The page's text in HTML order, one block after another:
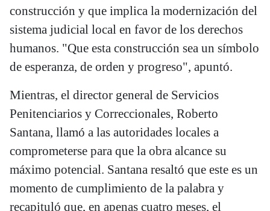
construcción y que implica la modernización del
sistema judicial local en favor de los derechos
humanos. "Que esta construcción sea un símbolo
de esperanza, de orden y progreso", apuntó.
Mientras, el director general de Servicios
Penitenciarios y Correccionales, Roberto
Santana, llamó a las autoridades locales a
comprometerse para que la obra alcance su
máximo potencial. Santana resaltó que este es un
momento de cumplimiento de la palabra y
recapituló que, en apenas cuatro meses, el